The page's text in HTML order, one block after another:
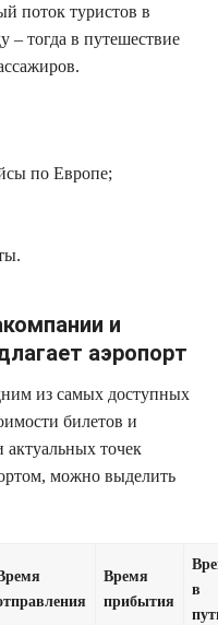
поток туристов в
– тогда в путешествие
по Европе;
и
аэропорт
из самых доступных
билетов и
актуальных точек
можно выделить
Время
прибытия
в